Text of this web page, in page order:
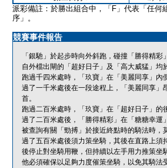
派彩備註：於勝出組合中，「F」代表「任何
序」。
競賽事件報告
「銀馳」於起步時向外斜跑，碰撞「勝得精彩
自外檔出閘的「超好日子」及「高大威猛」均
跑過千四米處時，「玖寶」在「美麗同享」內
過了一千米處後在一段途程上，「美麗同享
首。
跑過二百米處時，「玖寶」在「超好日子」的
過了二百米處後，「勝得精彩」在「糖糖幸運
被查詢有關「勁搏」於接近終點時的騎法時
過了五百米處後須力策坐騎，其後在直路上
後停止對坐騎用鞭，但持續以左手用力推策
他必須確保以足夠力度催策坐騎，以免其騎法